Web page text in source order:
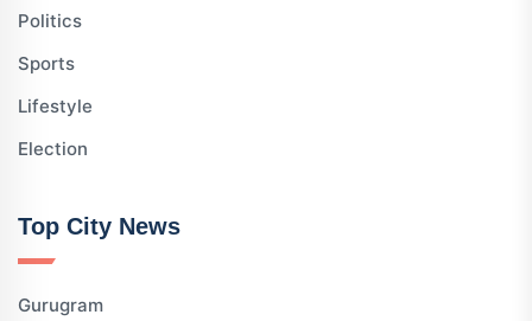
Politics
Sports
Lifestyle
Election
Top City News
Gurugram